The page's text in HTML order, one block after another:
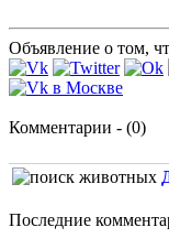
Объявление о том,
Комментарии - (0)
Последние